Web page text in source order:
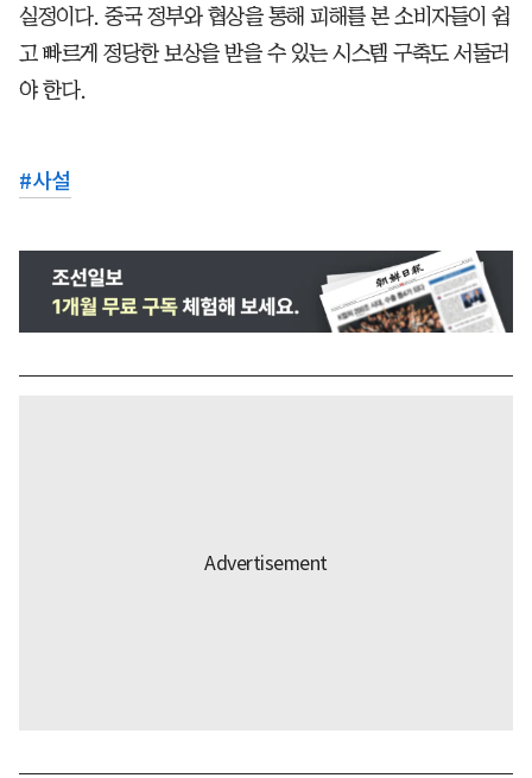
실정이다. 중국 정부와 협상을 통해 피해를 본 소비자들이 쉽
고 빠르게 정당한 보상을 받을 수 있는 시스템 구축도 서둘러
야 한다.
#사설